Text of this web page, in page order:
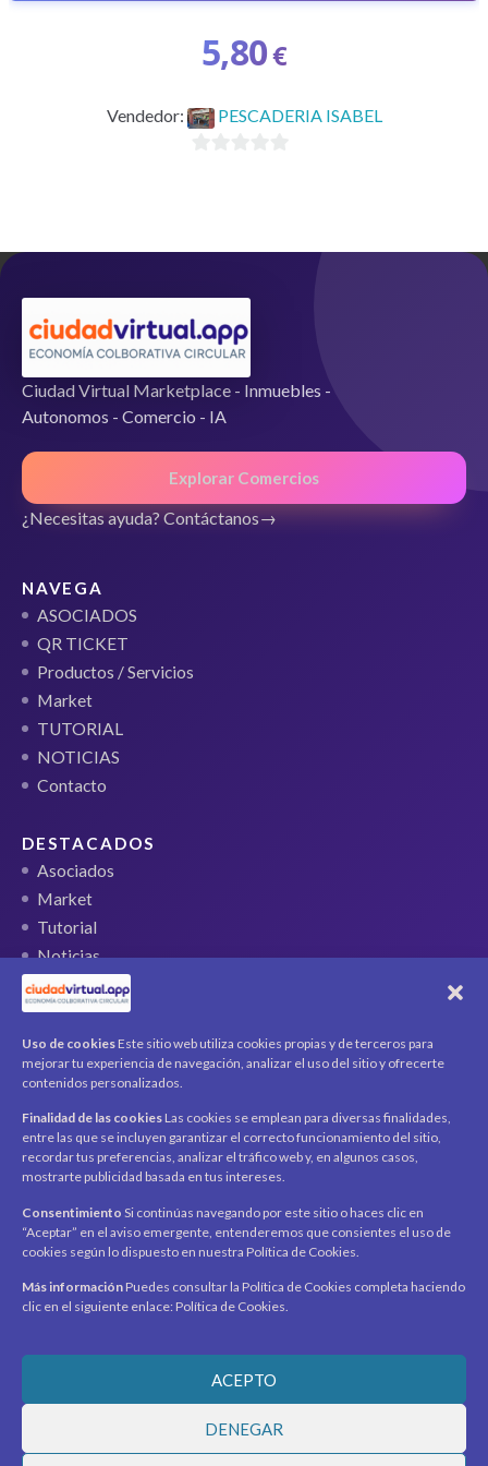
Uso de cookies Este sitio web utiliza cookies propias y de terceros para
mejorar tu experiencia de navegación, analizar el uso del sitio y ofrecerte
contenidos personalizados.
Finalidad de las cookies Las cookies se emplean para diversas finalidades,
entre las que se incluyen garantizar el correcto funcionamiento del sitio,
recordar tus preferencias, analizar el tráfico web y, en algunos casos,
mostrarte publicidad basada en tus intereses.
Consentimiento Si continúas navegando por este sitio o haces clic en
“Aceptar” en el aviso emergente, entenderemos que consientes el uso de
cookies según lo dispuesto en nuestra Política de Cookies.
Más información Puedes consultar la Política de Cookies completa haciendo
clic en el siguiente enlace: Política de Cookies.
ACEPTO
DENEGAR
5,80€
Vendedor: PESCADERIA ISABEL
5
Ciudad Virtual Marketplace - Inmuebles -
Autonomos - Comercio - IA
Explorar Comercios
¿Necesitas ayuda? Contáctanos
NAVEGA
ASOCIADOS
QR TICKET
Productos / Servicios
Market
TUTORIAL
NOTICIAS
Contacto
DESTACADOS
Asociados
Market
Tutorial
Noticias
QR Ticket
CUENTA
Mi cuenta
Productos / Servicios
Asociados
Acerca deContactoNoticias
SÍGUENOS
Encuéntranos en redes sociales y mantente al día con
novedades y promociones.
Recibe novedades y promociones en tu correo.